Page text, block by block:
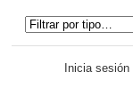
Inicia